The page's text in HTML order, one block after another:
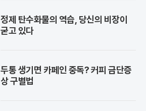
정제 탄수화물의 역습, 당신의 비장이
굳고 있다
두통 생기면 카페인 중독? 커피 금단증
상 구별법